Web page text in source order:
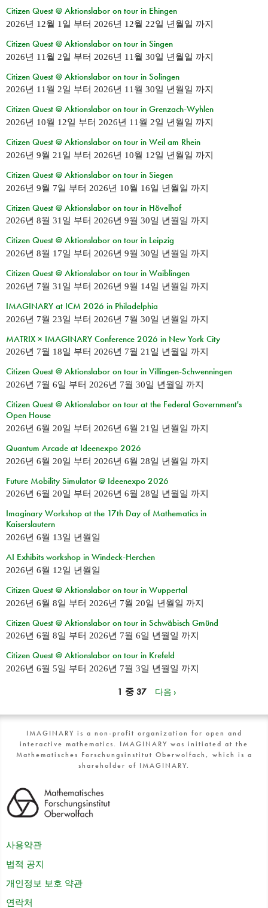
Citizen Quest @ Aktionslabor on tour in Ehingen
2026년 12월 1일 부터 2026년 12월 22일 년월일 까지
Citizen Quest @ Aktionslabor on tour in Singen
2026년 11월 2일 부터 2026년 11월 30일 년월일 까지
Citizen Quest @ Aktionslabor on tour in Solingen
2026년 11월 2일 부터 2026년 11월 30일 년월일 까지
Citizen Quest @ Aktionslabor on tour in Grenzach-Wyhlen
2026년 10월 12일 부터 2026년 11월 2일 년월일 까지
Citizen Quest @ Aktionslabor on tour in Weil am Rhein
2026년 9월 21일 부터 2026년 10월 12일 년월일 까지
Citizen Quest @ Aktionslabor on tour in Siegen
2026년 9월 7일 부터 2026년 10월 16일 년월일 까지
Citizen Quest @ Aktionslabor on tour in Hövelhof
2026년 8월 31일 부터 2026년 9월 30일 년월일 까지
Citizen Quest @ Aktionslabor on tour in Leipzig
2026년 8월 17일 부터 2026년 9월 30일 년월일 까지
Citizen Quest @ Aktionslabor on tour in Waiblingen
2026년 7월 31일 부터 2026년 9월 14일 년월일 까지
IMAGINARY at ICM 2026 in Philadelphia
2026년 7월 23일 부터 2026년 7월 30일 년월일 까지
MATRIX × IMAGINARY Conference 2026 in New York City
2026년 7월 18일 부터 2026년 7월 21일 년월일 까지
Citizen Quest @ Aktionslabor on tour in Villingen-Schwenningen
2026년 7월 6일 부터 2026년 7월 30일 년월일 까지
Citizen Quest @ Aktionslabor on tour at the Federal Government's
Open House
2026년 6월 20일 부터 2026년 6월 21일 년월일 까지
Quantum Arcade at Ideenexpo 2026
2026년 6월 20일 부터 2026년 6월 28일 년월일 까지
Future Mobility Simulator @ Ideenexpo 2026
2026년 6월 20일 부터 2026년 6월 28일 년월일 까지
Imaginary Workshop at the 17th Day of Mathematics in
Kaiserslautern
2026년 6월 13일 년월일
AI Exhibits workshop in Windeck-Herchen
2026년 6월 12일 년월일
Citizen Quest @ Aktionslabor on tour in Wuppertal
2026년 6월 8일 부터 2026년 7월 20일 년월일 까지
Citizen Quest @ Aktionslabor on tour in Schwäbisch Gmünd
2026년 6월 8일 부터 2026년 7월 6일 년월일 까지
Citizen Quest @ Aktionslabor on tour in Krefeld
2026년 6월 5일 부터 2026년 7월 3일 년월일 까지
1 중 37 다음 ›
IMAGINARY is a non-profit organization for open and
interactive mathematics. IMAGINARY was initiated at the
Mathematisches Forschungsinstitut Oberwolfach, which is a
shareholder of IMAGINARY.
사용약관
법적 공지
개인정보 보호 약관
연락처